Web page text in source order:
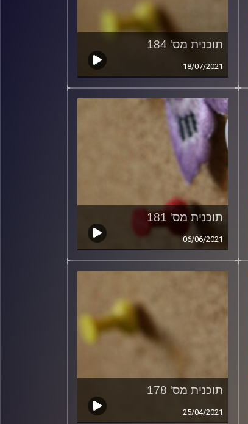
תוכנית מס' 184
18/07/2021
תוכנית מס' 181
06/06/2021
תוכנית מס' 178
25/04/2021